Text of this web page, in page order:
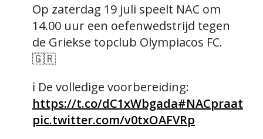
Op zaterdag 19 juli speelt NAC om
14.00 uur een oefenwedstrijd tegen
de Griekse topclub Olympiacos FC.
🇬🇷
ℹ️ De volledige voorbereiding:
https://t.co/dC1xWbgada#NACpraat
pic.twitter.com/v0txOAFVRp